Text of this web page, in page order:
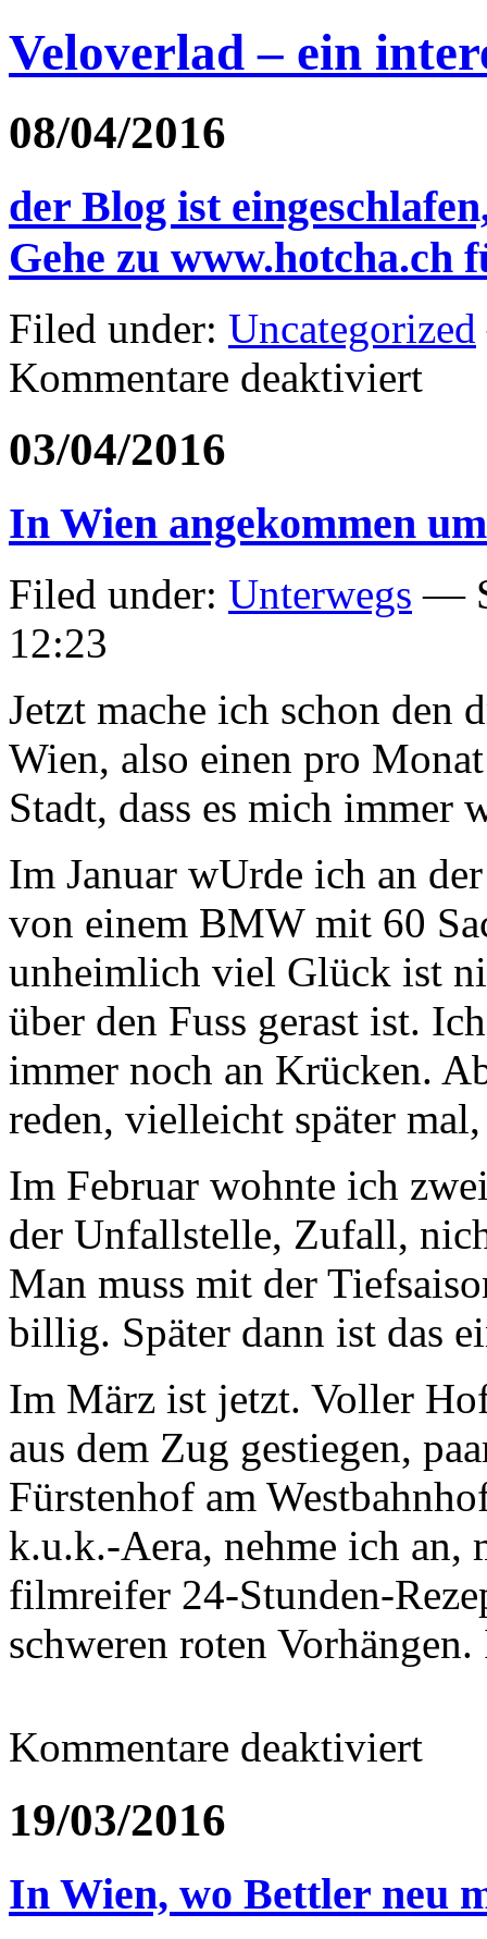
Veloverlad – ein
08/04/2016
der Blog ist
Gehe zu www.hotcha.ch
Filed under: Uncategorized
Kommentare deaktiviert
weiter.
Gehe
für
03/04/2016
In Wien angekommen
Filed under: Unterwegs —
12:23
Jetzt mache ich schon den
Wien, also einen pro
Stadt, dass es mich immer
Im Januar wUrde ich an
von einem BMW mit 60
unheimlich viel Glück ist
über den Fuss gerast ist.
immer noch an Krücken.
reden, vielleicht später
Im Februar wohnte ich
der Unfallstelle, Zufall,
Man muss mit der
billig. Später dann ist das
Im März ist jetzt. Voller
aus dem Zug gestiegen,
Fürstenhof am
k.u.k.-Aera, nehme ich
filmreifer 24-Stunden-
schweren roten
Kommentare deaktiviert
19/03/2016
In Wien, wo Bettler neu